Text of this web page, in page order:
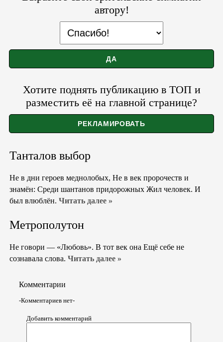
автору!
Хотите поднять публикацию в ТОП и
разместить её на главной странице?
Танталов выбор
Не в дни героев меднолобых, Не в век пророчеств и
знамён: Среди шантанов придорожных Жил человек. И
был влюблён. Читать далее »
Метрополутон
Не говори — «Любовь». В тот век она Ещё себе не
сознавала слова. Читать далее »
Комментарии
-Комментариев нет-
Добавить комментарий